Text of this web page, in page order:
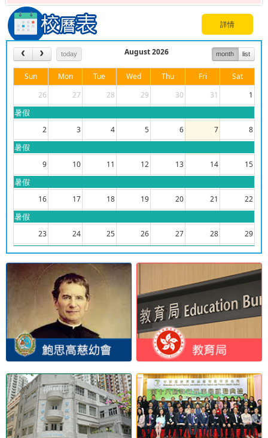
詳情
today month list
August 2026
Sun Mon Tue Wed Thu Fri
Sat
26
27 28 29 30 31 1
暑假
2 3 4 5 6 7 8
暑假
9 10 11 12 13 14 15
暑假
16 17 18 19 20 21 22
暑假
23 24 25 26 27 28 29
暑假
30 31 1 5
暑假